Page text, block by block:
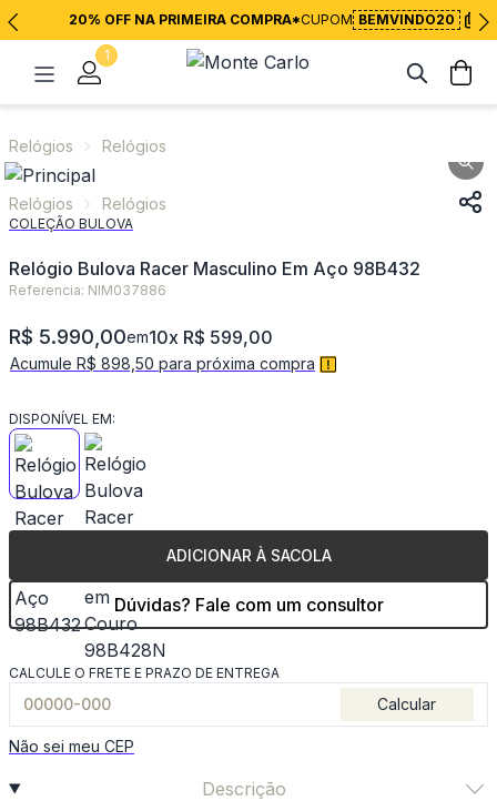
20% OFF NA PRIMEIRA COMPRA*CUPOM BEMVINDO20
1
Relógios Relógios
Relógios Relógios
COLEÇÃO BULOVA
Relógio Bulova Racer Masculino Em Aço 98B432
Referencia: NIM037886
R$ 5.990,00em10x R$ 599,00
Acumule R$ 898,50 para próxima compra
DISPONÍVEL EM:
ADICIONAR À SACOLA
Dúvidas? Fale com um consultor
CALCULE O FRETE E PRAZO DE ENTREGA
Calcular
Não sei meu CEP
Descrição